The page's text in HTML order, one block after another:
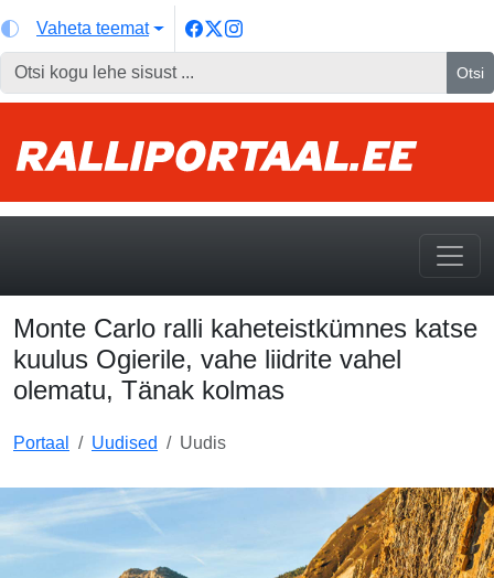
Vaheta teemat
Otsi
Monte Carlo ralli kaheteistkümnes katse
kuulus Ogierile, vahe liidrite vahel
olematu, Tänak kolmas
Portaal Uudised Uudis